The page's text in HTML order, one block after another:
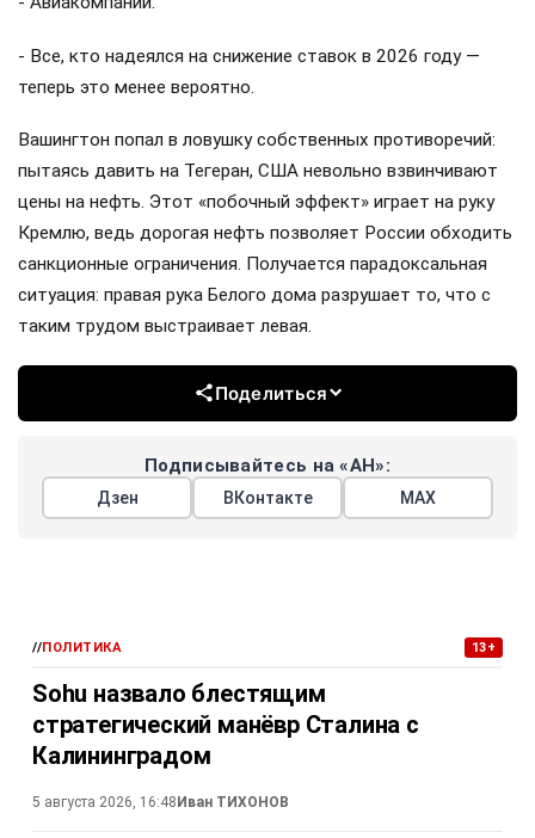
- Все, кто надеялся на снижение ставок в 2026 году —
теперь это менее вероятно.
Вашингтон попал в ловушку собственных противоречий:
пытаясь давить на Тегеран, США невольно взвинчивают
цены на нефть. Этот «побочный эффект» играет на руку
Кремлю, ведь дорогая нефть позволяет России обходить
санкционные ограничения. Получается парадоксальная
ситуация: правая рука Белого дома разрушает то, что с
таким трудом выстраивает левая.
Поделиться
Подписывайтесь на «АН»:
Дзен ВКонтакте МАХ
//ПОЛИТИКА 13+
Sohu назвало блестящим
стратегический манёвр Сталина с
Калининградом
5 августа 2026, 16:48 Иван ТИХОНОВ